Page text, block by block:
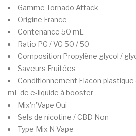
Gamme Tornado Attack
Origine France
Contenance 50 mL
Ratio PG / VG 50 / 50
Composition Propylène glycol /
Saveurs Fruitées
Conditionnement Flacon
mL de e-liquide à booster
Mix'n'Vape Oui
Sels de nicotine / CBD Non
Type Mix N Vape